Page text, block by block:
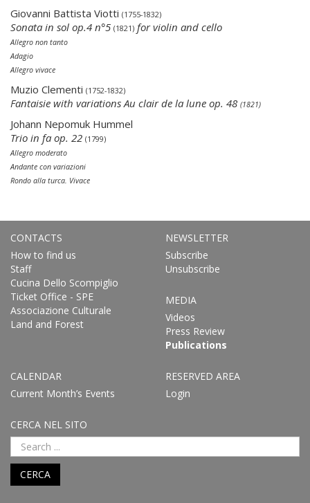
Giovanni Battista Viotti (1755-1832)
Sonata in sol op.4 n°5 (1821) for violin and cello
Allegro non tanto
Adagio
Allegro vivace
Muzio Clementi (1752-1832)
Fantaisie with variations Au clair de la lune op. 48 (1821)
Johann Nepomuk Hummel
Trio in fa op. 22 (1799)
Allegro moderato
Andante con variazioni
Rondo alla turca. Vivace
CONTACTS
How to find us
Staff
Cucina Dello Scompiglio
Ticket Office - SPE
Associazione Culturale
Land and Forest
NEWSLETTER
Subscribe
Unsubscribe
MEDIA
Videos
Press Review
Publications
CALENDAR
Current Month’s Events
RESERVED AREA
Login
CERCA NEL SITO
CERCA